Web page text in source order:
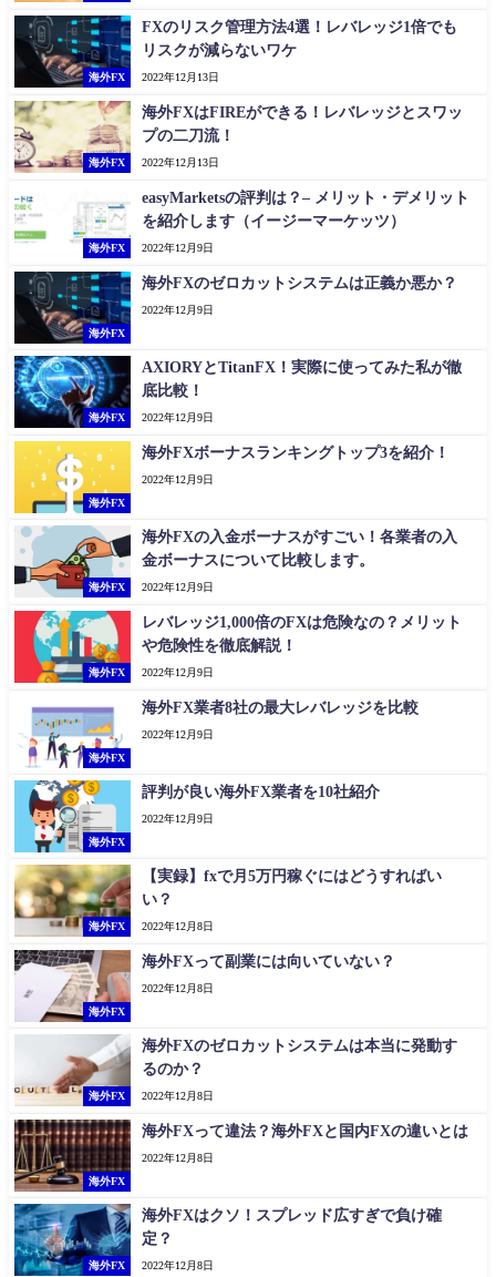
海外FX
FXのリスク管理方法4選！レバレッジ1倍でも
リスクが減らないワケ
2022年12月13日
海外FX
海外FXはFIREができる！レバレッジとスワッ
プの二刀流！
2022年12月13日
海外FX
easyMarketsの評判は？– メリット・デメリット
を紹介します（イージーマーケッツ）
2022年12月9日
海外FX
海外FXのゼロカットシステムは正義か悪か？
2022年12月9日
海外FX
AXIORYとTitanFX！実際に使ってみた私が徹
底比較！
2022年12月9日
海外FX
海外FXボーナスランキングトップ3を紹介！
2022年12月9日
海外FX
海外FXの入金ボーナスがすごい！各業者の入
金ボーナスについて比較します。
2022年12月9日
海外FX
レバレッジ1,000倍のFXは危険なの？メリット
や危険性を徹底解説！
2022年12月9日
海外FX
海外FX業者8社の最大レバレッジを比較
2022年12月9日
海外FX
評判が良い海外FX業者を10社紹介
2022年12月9日
海外FX
【実録】fxで月5万円稼ぐにはどうすればい
い？
2022年12月8日
海外FX
海外FXって副業には向いていない？
2022年12月8日
海外FX
海外FXのゼロカットシステムは本当に発動す
るのか？
2022年12月8日
海外FX
海外FXって違法？海外FXと国内FXの違いとは
2022年12月8日
海外FX
海外FXはクソ！スプレッド広すぎで負け確
定？
2022年12月8日